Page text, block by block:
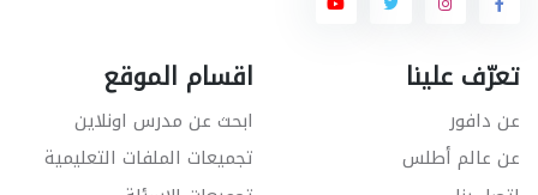
تعرّف علينا
عن دافور
عن عالم أطلس
اقسام الموقع
ابحث عن مدرس اونلاين
تجميعات الملفات التعليمية